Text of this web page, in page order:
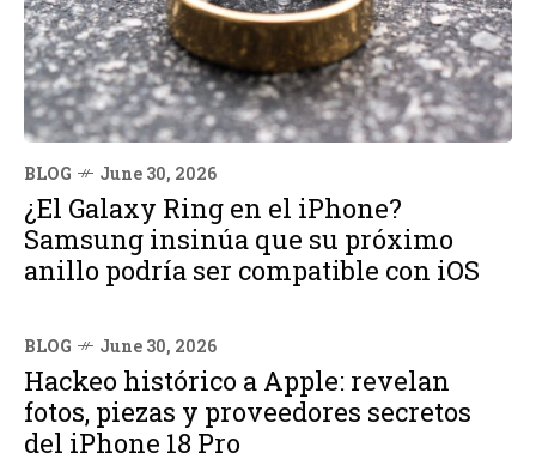
BLOG June 30, 2026
¿El Galaxy Ring en el iPhone?
Samsung insinúa que su próximo
anillo podría ser compatible con iOS
BLOG June 30, 2026
Hackeo histórico a Apple: revelan
fotos, piezas y proveedores secretos
del iPhone 18 Pro